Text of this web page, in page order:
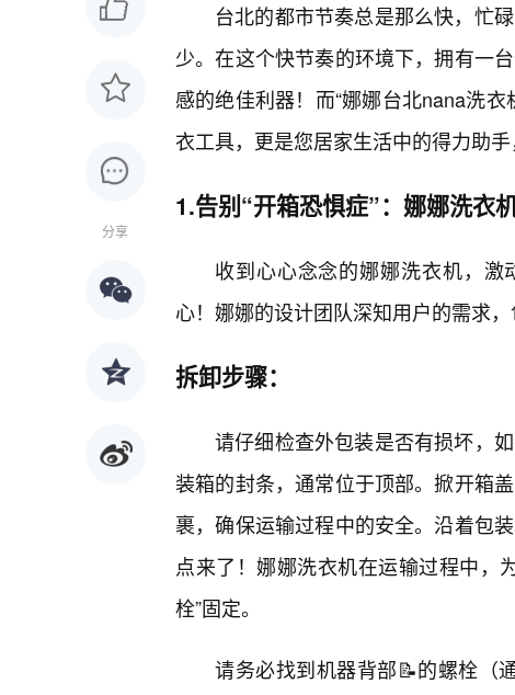
分享
台北的都市节奏总是那么快，忙
少。在这个快节奏的环境下，拥有一
感的绝佳利器！而“娜娜台北nana洗
衣工具，更是您居家生活中的得力助
1.告别“开箱恐惧症”：娜娜洗衣
收到心心念念的娜娜洗衣机，激
心！娜娜的设计团队深知用户的需求，
拆卸步骤：
请仔细检查外包装是否有损坏，
装箱的封条，通常位于顶部。掀开箱
裹，确保运输过程中的安全。沿着包
点来了！娜娜洗衣机在运输过程中，
栓”固定。
请务必找到机器背部📝的螺栓（